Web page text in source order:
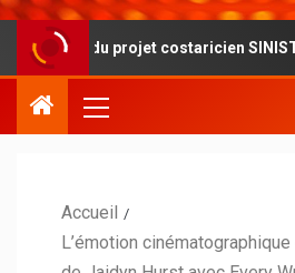
projet costaricien SINISTRA
Accueil
L’émotion